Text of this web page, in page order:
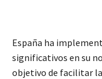
España ha
significativos en su
objetivo de facilitar